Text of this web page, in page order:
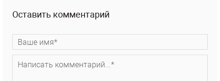
Оставить комментарий